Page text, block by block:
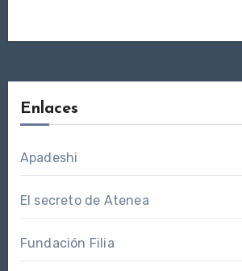
Enlaces
Apadeshi
El secreto de Atenea
Fundación Filia